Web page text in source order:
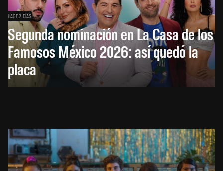
HACE 2 DÍAS
Segunda nominación en La Casa de los
Famosos México 2026: así quedó la
placa